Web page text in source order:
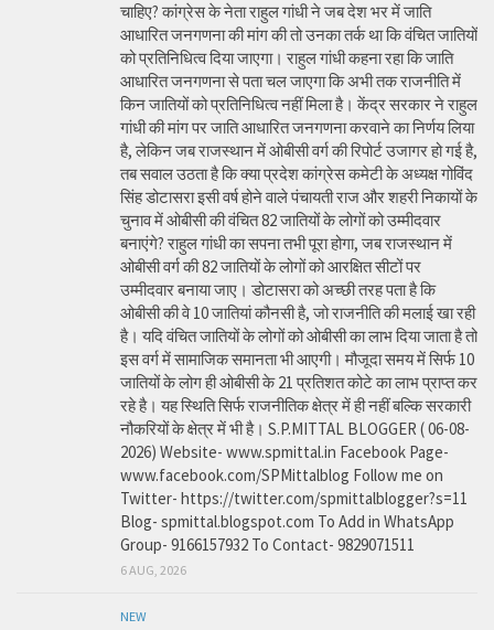
चाहिए? कांग्रेस के नेता राहुल गांधी ने जब देश भर में जाति
आधारित जनगणना की मांग की तो उनका तर्क था कि वंचित जातियों
को प्रतिनिधित्व दिया जाएगा। राहुल गांधी कहना रहा कि जाति
आधारित जनगणना से पता चल जाएगा कि अभी तक राजनीति में
किन जातियों को प्रतिनिधित्व नहीं मिला है। केंद्र सरकार ने राहुल
गांधी की मांग पर जाति आधारित जनगणना करवाने का निर्णय लिया
है, लेकिन जब राजस्थान में ओबीसी वर्ग की रिपोर्ट उजागर हो गई है,
तब सवाल उठता है कि क्या प्रदेश कांग्रेस कमेटी के अध्यक्ष गोविंद
सिंह डोटासरा इसी वर्ष होने वाले पंचायती राज और शहरी निकायों के
चुनाव में ओबीसी की वंचित 82 जातियों के लोगों को उम्मीदवार
बनाएंगे? राहुल गांधी का सपना तभी पूरा होगा, जब राजस्थान में
ओबीसी वर्ग की 82 जातियों के लोगों को आरक्षित सीटों पर
उम्मीदवार बनाया जाए। डोटासरा को अच्छी तरह पता है कि
ओबीसी की वे 10 जातियां कौनसी है, जो राजनीति की मलाई खा रही
है। यदि वंचित जातियों के लोगों को ओबीसी का लाभ दिया जाता है तो
इस वर्ग में सामाजिक समानता भी आएगी। मौजूदा समय में सिर्फ 10
जातियों के लोग ही ओबीसी के 21 प्रतिशत कोटे का लाभ प्राप्त कर
रहे है। यह स्थिति सिर्फ राजनीतिक क्षेत्र में ही नहीं बल्कि सरकारी
नौकरियों के क्षेत्र में भी है। S.P.MITTAL BLOGGER ( 06-08-
2026) Website- www.spmittal.in Facebook Page-
www.facebook.com/SPMittalblog Follow me on
Twitter- https://twitter.com/spmittalblogger?s=11
Blog- spmittal.blogspot.com To Add in WhatsApp
Group- 9166157932 To Contact- 9829071511
6 AUG, 2026
NEW